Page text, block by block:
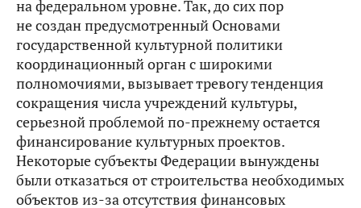
на федеральном уровне. Так, до сих пор
не создан предусмотренный Основами
государственной культурной политики
координационный орган с широкими
полномочиями, вызывает тревогу тенденция
сокращения числа учреждений культуры,
серьезной проблемой по‑прежнему остается
финансирование культурных проектов.
Некоторые субъекты Федерации вынуждены
были отказаться от строительства необходимых
объектов из‑за отсутствия финансовых